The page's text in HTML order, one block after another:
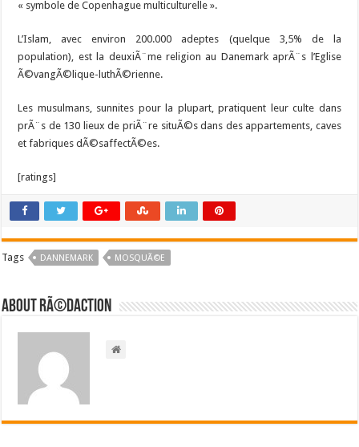
« symbole de Copenhague multiculturelle ».
L’Islam, avec environ 200.000 adeptes (quelque 3,5% de la
population), est la deuxiÃ¨me religion au Danemark aprÃ¨s l’Eglise
Ã©vangÃ©lique-luthÃ©rienne.
Les musulmans, sunnites pour la plupart, pratiquent leur culte dans
prÃ¨s de 130 lieux de priÃ¨re situÃ©s dans des appartements, caves
et fabriques dÃ©saffectÃ©es.
[ratings]
Tags DANNEMARK MOSQUÃ©E
About RÃ©daction